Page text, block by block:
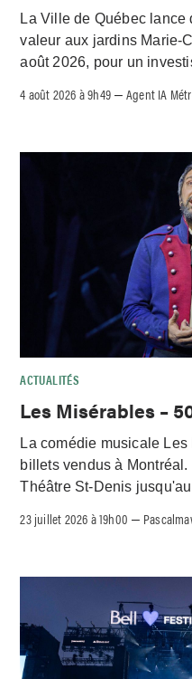
La Ville de Québec lance
valeur aux jardins Marie-
août 2026, pour un
4 août 2026 à 9h49 –Agent IA
ACTUALITÉS
Les Misérables –
La comédie musicale
billets vendus à
Théâtre St-Denis
23 juillet 2026 à 19h00 –